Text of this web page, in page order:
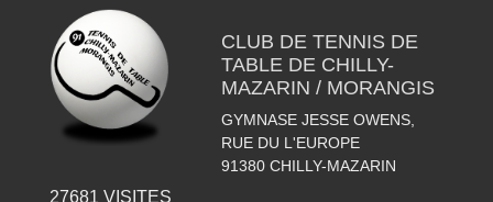
27681 VISITES
CLUB DE TENNIS DE
TABLE DE CHILLY-
MAZARIN / MORANGIS
GYMNASE JESSE OWENS,
RUE DU L'EUROPE
91380 CHILLY-MAZARIN